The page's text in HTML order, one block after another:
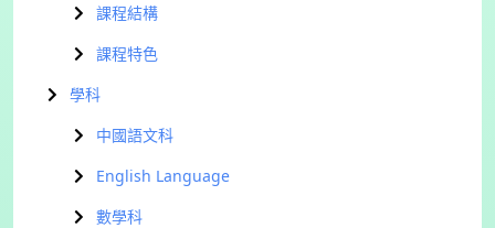
課程結構
課程特色
學科
中國語文科
English Language
數學科